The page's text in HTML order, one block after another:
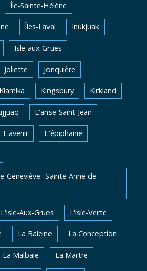
Île-Sainte-Hélène
Îles-Laval Inukjuak
Isle-aux-Grues
Joliette Jonquière
Kiamika Kingsbury Kirkland
L'anse-Saint-Jean
L'avenir L'épiphanie
Geneviève--Sainte-Anne-de-
L'isle-Aux-Grues L'isle-Verte
La Baleine La Conception
La Malbaie La Martre